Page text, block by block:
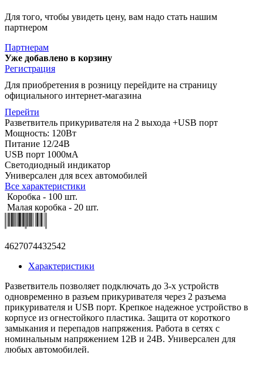
Для того, чтобы увидеть цену, вам надо стать нашим
партнером
Партнерам
Уже добавлено в корзину
Регистрация
Для приобретения в розницу перейдите на страницу
официального интернет-магазина
Перейти
Разветвитель прикуривателя на 2 выхода +USB порт
Мощность: 120Вт
Питание 12/24В
USB порт 1000мА
Светодиодный индикатор
Универсален для всех автомобилей
Все характеристики
Коробка - 100 шт.
Малая коробка - 20 шт.
4627074432542
Характеристики
Разветвитель позволяет подключать до 3-х устройств
одновременно в разъем прикуривателя через 2 разъема
прикуривателя и USB порт. Крепкое надежное устройство в
корпусе из огнестойкого пластика. Защита от короткого
замыкания и перепадов напряжения. Работа в сетях с
номинальным напряжением 12В и 24В. Универсален для
любых автомобилей.